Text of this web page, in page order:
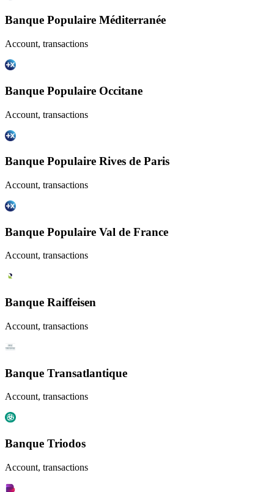
Banque Populaire Méditerranée
Account, transactions
Banque Populaire Occitane
Account, transactions
Banque Populaire Rives de Paris
Account, transactions
Banque Populaire Val de France
Account, transactions
Banque Raiffeisen
Account, transactions
Banque Transatlantique
Account, transactions
Banque Triodos
Account, transactions